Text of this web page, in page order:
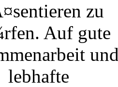
zu
Auf gute
lebhafte